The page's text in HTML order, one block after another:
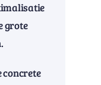
grote
concrete